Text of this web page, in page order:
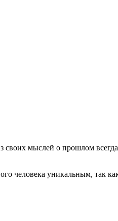
мыслей о прошлом
человека уникальным, так как